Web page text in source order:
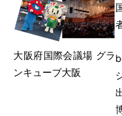
大阪府国際会議場 グラ
ンキューブ大阪